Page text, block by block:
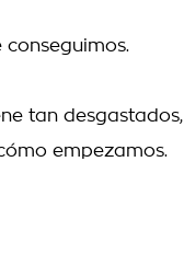
tan desgastados,
empezamos.